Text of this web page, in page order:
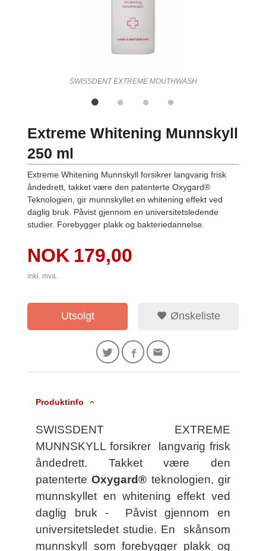
SWISSDENT EXTREME MOUTHWASH
Extreme Whitening Munnskyll
250 ml
Extreme Whitening Munnskyll forsikrer langvarig frisk
åndedrett, takket være den patenterte Oxygard®
Teknologien, gir munnskyllet en whitening effekt ved
daglig bruk. Påvist gjennom en universitetsledende
studier. Forebygger plakk og bakteriedannelse.
Pris
NOK 179,00
inkl. mva.
Utsolgt Ønskeliste
Produktinfo
SWISSDENT EXTREME
MUNNSKYLL forsikrer langvarig frisk
åndedrett. Takket være den
patenterteOxygard® teknologien, gir
munnskyllet en whitening effekt ved
daglig bruk - Påvist gjennom en
universitetsledet studie. En skånsom
munnskyll som forebygger plakk og